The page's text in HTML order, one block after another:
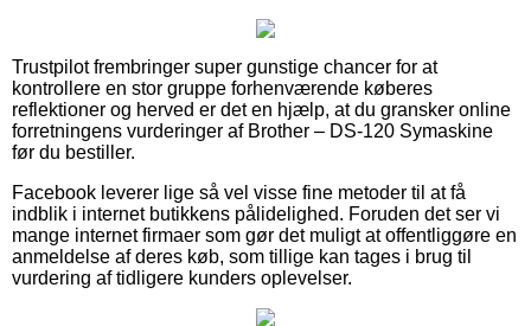
Trustpilot frembringer super gunstige chancer for at
kontrollere en stor gruppe forhenværende køberes
reflektioner og herved er det en hjælp, at du gransker online
forretningens vurderinger af Brother – DS-120 Symaskine
før du bestiller.
Facebook leverer lige så vel visse fine metoder til at få
indblik i internet butikkens pålidelighed. Foruden det ser vi
mange internet firmaer som gør det muligt at offentliggøre en
anmeldelse af deres køb, som tillige kan tages i brug til
vurdering af tidligere kunders oplevelser.